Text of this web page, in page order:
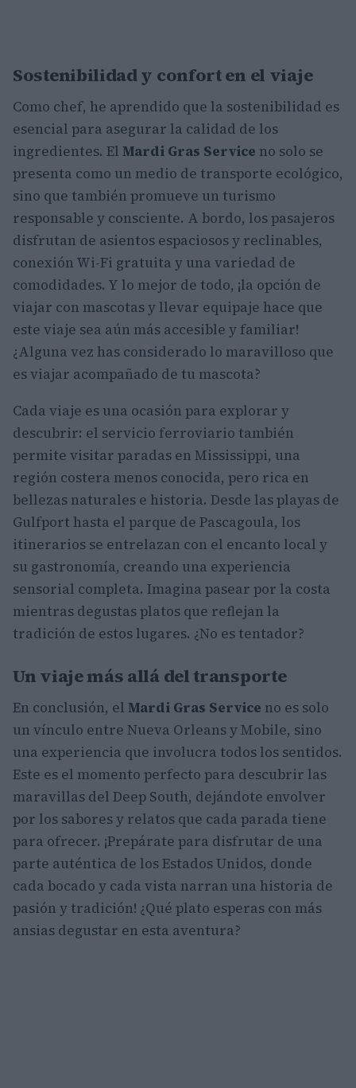
Sostenibilidad y confort en el viaje
Como chef, he aprendido que la sostenibilidad es
esencial para asegurar la calidad de los
ingredientes. El Mardi Gras Service no solo se
presenta como un medio de transporte ecológico,
sino que también promueve un turismo
responsable y consciente. A bordo, los pasajeros
disfrutan de asientos espaciosos y reclinables,
conexión Wi-Fi gratuita y una variedad de
comodidades. Y lo mejor de todo, ¡la opción de
viajar con mascotas y llevar equipaje hace que
este viaje sea aún más accesible y familiar!
¿Alguna vez has considerado lo maravilloso que
es viajar acompañado de tu mascota?
Cada viaje es una ocasión para explorar y
descubrir: el servicio ferroviario también
permite visitar paradas en Mississippi, una
región costera menos conocida, pero rica en
bellezas naturales e historia. Desde las playas de
Gulfport hasta el parque de Pascagoula, los
itinerarios se entrelazan con el encanto local y
su gastronomía, creando una experiencia
sensorial completa. Imagina pasear por la costa
mientras degustas platos que reflejan la
tradición de estos lugares. ¿No es tentador?
Un viaje más allá del transporte
En conclusión, el Mardi Gras Service no es solo
un vínculo entre Nueva Orleans y Mobile, sino
una experiencia que involucra todos los sentidos.
Este es el momento perfecto para descubrir las
maravillas del Deep South, dejándote envolver
por los sabores y relatos que cada parada tiene
para ofrecer. ¡Prepárate para disfrutar de una
parte auténtica de los Estados Unidos, donde
cada bocado y cada vista narran una historia de
pasión y tradición! ¿Qué plato esperas con más
ansias degustar en esta aventura?